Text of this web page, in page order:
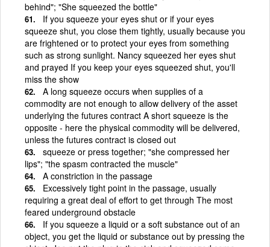
behind"; "She squeezed the bottle"
If you squeeze your eyes shut or if your eyes
squeeze shut, you close them tightly, usually because you
are frightened or to protect your eyes from something
such as strong sunlight. Nancy squeezed her eyes shut
and prayed If you keep your eyes squeezed shut, you'll
miss the show
A long squeeze occurs when supplies of a
commodity are not enough to allow delivery of the asset
underlying the futures contract A short squeeze is the
opposite - here the physical commodity will be delivered,
unless the futures contract is closed out
squeeze or press together; "she compressed her
lips"; "the spasm contracted the muscle"
A constriction in the passage
Excessively tight point in the passage, usually
requiring a great deal of effort to get through The most
feared underground obstacle
If you squeeze a liquid or a soft substance out of an
object, you get the liquid or substance out by pressing the